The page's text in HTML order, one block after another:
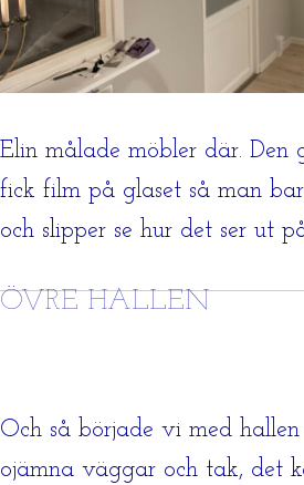
Elin målade möbler där. Den
fick film på glaset så man
och slipper se hur det ser ut
ÖVRE HALLEN
Och så började vi med
ojämna väggar och tak, det